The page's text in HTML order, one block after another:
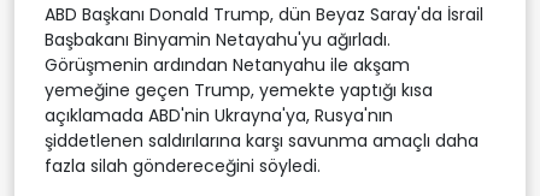
ABD Başkanı Donald Trump, dün Beyaz Saray'da İsrail
Başbakanı Binyamin Netayahu'yu ağırladı.
Görüşmenin ardından Netanyahu ile akşam
yemeğine geçen Trump, yemekte yaptığı kısa
açıklamada ABD'nin Ukrayna'ya, Rusya'nın
şiddetlenen saldırılarına karşı savunma amaçlı daha
fazla silah göndereceğini söyledi.